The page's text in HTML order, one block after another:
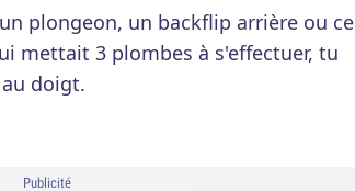
plongeon, un backflip arrière ou ce
mettait 3 plombes à s'effectuer, tu
doigt.
Publicité